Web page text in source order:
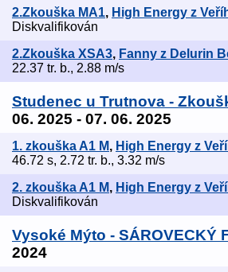
2.Zkouška MA1, High Energy z
Diskvalifikován
2.Zkouška XSA3, Fanny z Delurin
22.37 tr. b., 2.88 m/s
Studenec u Trutnova -
06. 2025 - 07. 06. 2025
1. zkouška A1 M, High Energy z
46.72 s, 2.72 tr. b., 3.32 m/s
2. zkouška A1 M, High Energy z
Diskvalifikován
Vysoké Mýto - SÁROVECKÝ
2024